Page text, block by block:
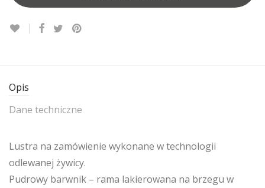
Opis
Dane techniczne
Lustra na zamówienie wykonane w technologii
odlewanej żywicy.
Pudrowy barwnik – rama lakierowana na brzegu w